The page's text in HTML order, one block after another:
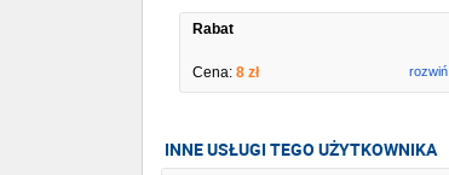
Rabat
rozwiń
Cena: 8 zł
INNE USŁUGI TEGO UŻYTKOWNIKA